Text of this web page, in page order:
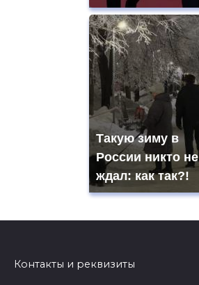
Такую зиму в
России никто не
ждал: как так?!
Контакты и реквизиты